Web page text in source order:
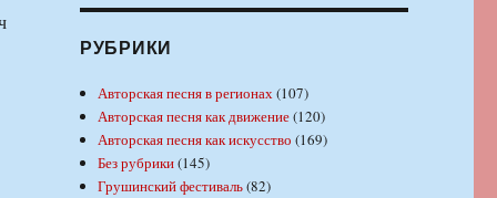
РУБРИКИ
Авторская песня в регионах(107)
Авторская песня как движение(120)
Авторская песня как искусство (169)
Без рубрики(145)
Грушинский фестиваль(82)